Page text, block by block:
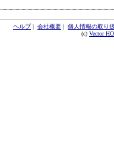
ヘルプ| 会社概要 | 個人情報の取り
(c) Vector